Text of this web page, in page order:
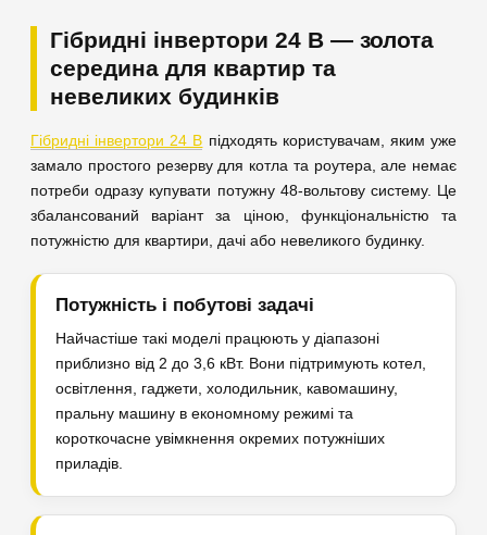
Гібридні інвертори 24 В — золота
середина для квартир та
невеликих будинків
Гібридні інвертори 24 В підходять користувачам, яким уже
замало простого резерву для котла та роутера, але немає
потреби одразу купувати потужну 48-вольтову систему. Це
збалансований варіант за ціною, функціональністю та
потужністю для квартири, дачі або невеликого будинку.
Потужність і побутові задачі
Найчастіше такі моделі працюють у діапазоні
приблизно від 2 до 3,6 кВт. Вони підтримують котел,
освітлення, гаджети, холодильник, кавомашину,
пральну машину в економному режимі та
короткочасне увімкнення окремих потужніших
приладів.